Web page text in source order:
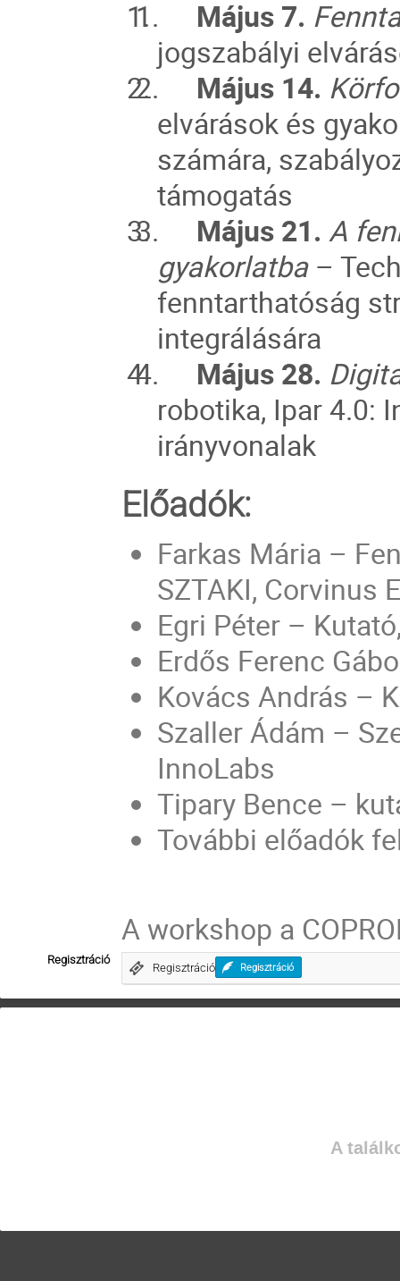
1. Május 7.
jogszabályi
2.
Május 14.
elvárások és
számára,
támogatás
3.
Május 21. A
gyakorlatba –
fenntarthatóság
integrálására
4.
Május 28.
robotika, Ipar 4.0:
irányvonalak
Előadók:
Farkas Mária –
SZTAKI, Corvinus
Egri Péter –
Erdős Ferenc
Kovács András –
Szaller Ádám –
InnoLabs
Tipary Bence –
További előadók
A workshop a
Regisztráció
Regisztráció Regisztráció
A